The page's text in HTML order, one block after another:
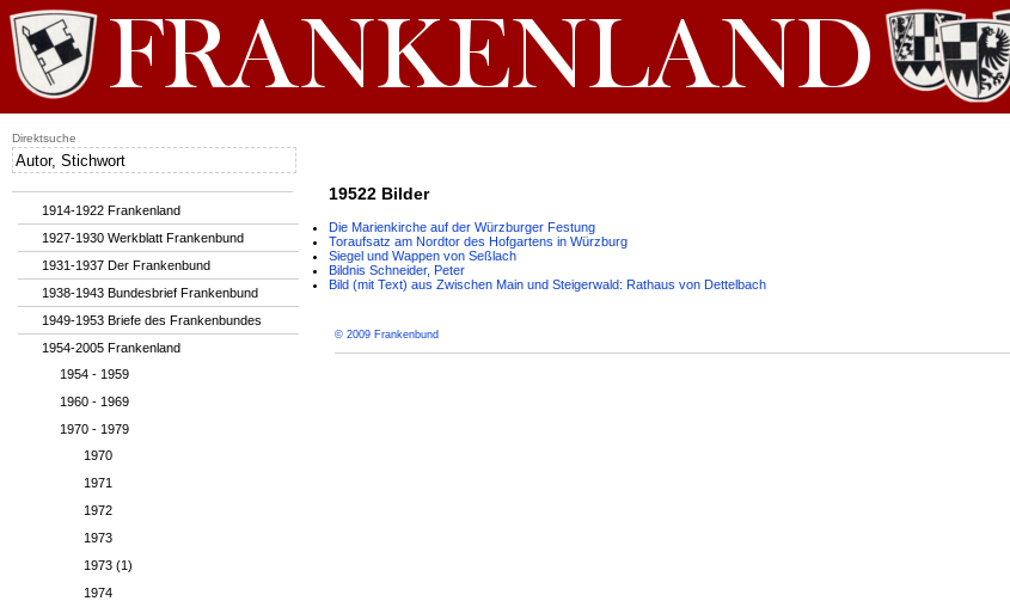
19522 Bilder
Die Marienkirche auf der Würzburger Festung
Toraufsatz am Nordtor des Hofgartens in Würzburg
Siegel und Wappen von Seßlach
Bildnis Schneider, Peter
Bild (mit Text) aus Zwischen Main und Steigerwald: Rathaus von Dettelbach
© 2009 Frankenbund
1914-1922 Frankenland
1927-1930 Werkblatt Frankenbund
1931-1937 Der Frankenbund
1938-1943 Bundesbrief Frankenbund
1949-1953 Briefe des Frankenbundes
1954-2005 Frankenland
1954 - 1959
1960 - 1969
1970 - 1979
1970
1971
1972
1973
1973 (1)
1974
Direktsuche